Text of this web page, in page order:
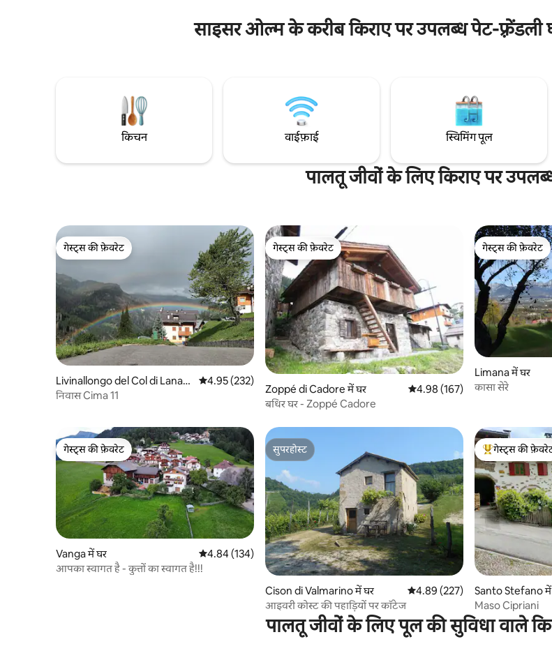
पर, एक यूनेस्को विरासत स्थल, असोलो/मासेर/
सुंदरता, खाने-पीने और घूमने-फिरने के मज़े ले रहे हैं।
को भिगो सकते हैं, खा सकते हैं और आराम कर सकते
हैं और दिन का अंत कर सकते हैं। अपार्टमेंट जंगल के
परिदृश्य का आनंद
को एक मिनी हाउस
साइसर ओल्म के करीब किराए पर उपलब्ध पेट-फ़्रेंडली
किचन वाईफ़ाई स्विमिंग पूल
पालतू जीवों के लिए किराए पर
गेस्ट्स की फ़ेवरेट
गेस्ट्स की फ़ेवरेट
Livinallongo del Col di Lana
में घर
औसत रेटिंग 5 में से 4.95, 232 समीक्षाएँ
4.95 (232)
निवास Cima 11
गेस्ट्स की फ़ेवरेट
गेस्ट्स की फ़ेवरेट
Zoppé di Cadore में घर औसत रेटिंग 5 में से 4.98, 167 समीक्षाएँ
4.98 (167)
बधिर घर - Zoppé Cadore
गेस्ट्स की फ़ेवरेट
गेस्ट्स की फ़ेवरेट
Limana में घर
कासा सेरे
गेस्ट्स की फ़ेवरेट
गेस्ट्स की फ़ेवरेट
Vanga में घर औसत रेटिंग 5 में से 4.84, 134 समीक्षाएँ
4.84 (134)
आपका स्वागत है - कुत्तों का स्वागत है!!!
सुपरहोस्ट
सुपरहोस्ट
Cison di Valmarino में घर औसत रेटिंग 5 में से 4.89, 227
4.89 (227)
आइवरी कोस्ट की पहाड़ियों पर कॉटेज
गेस्ट्स का टॉप
गेस्ट्स की
Santo Stefano में
Maso Cipriani
पालतू जीवों के लिए पूल की सुविधा वाले